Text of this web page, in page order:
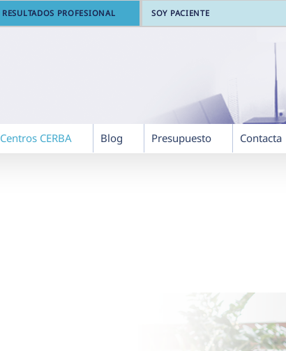
RESULTADOS PROFESIONAL SOY PACIENTE
Centros CERBA Blog Presupuesto Contacta